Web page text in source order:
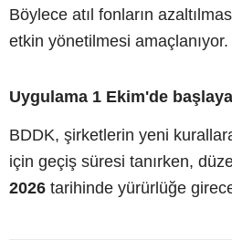
Böylece atıl fonların
etkin yönetilmesi amaçlanıyor.
Uygulama 1 Ekim'de
BDDK, şirketlerin yeni
için geçiş süresi tanırken,
2026 tarihinde yürürlüğe